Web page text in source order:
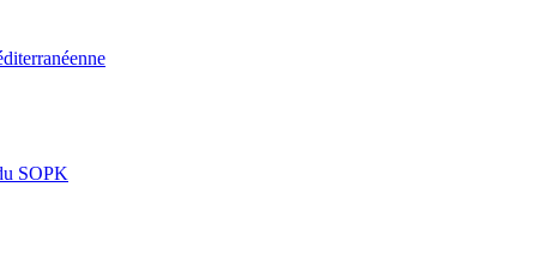
SOPK